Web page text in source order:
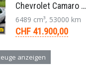
Chevrolet Camaro SS 396 LS3 Coupe Aut. 1971
6489 cm³, 53000 km
CHF 41.900,00
anzeigen